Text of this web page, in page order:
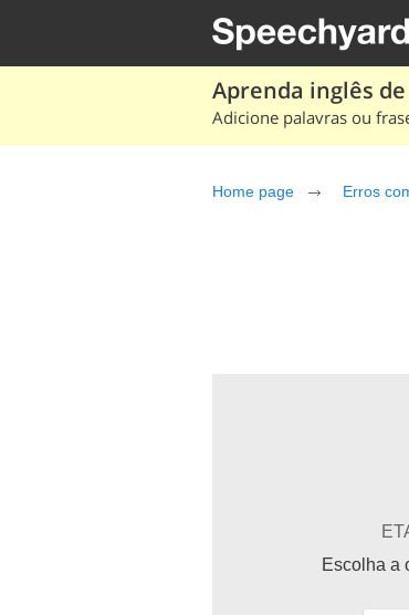
Aprenda inglês
Adicione palavras ou
Home page Erros
Escolha a